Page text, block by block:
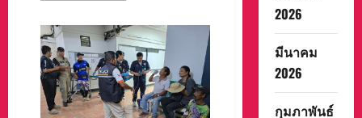
มนุษยธรรม
จนท.หิ้ว
หญิง
เร่ร่อน
ทิ้ง
กอง
ขยะ
นั่ง
2026
มีนาคม
2026
กุมภาพันธ์